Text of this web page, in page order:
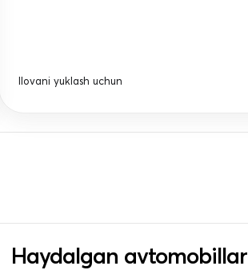
Ilovani yuklash uchun
Haydalgan avtomobillar